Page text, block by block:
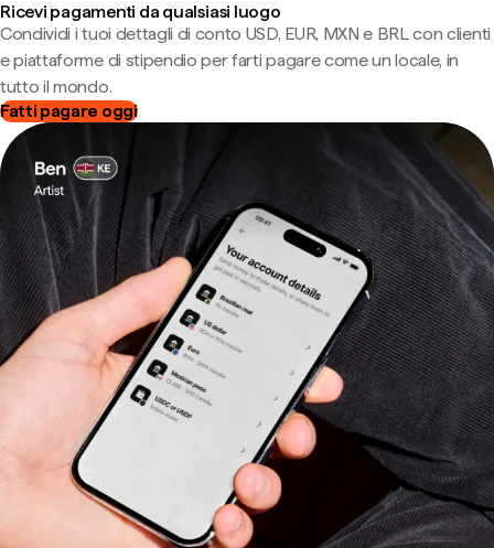
Ricevi pagamenti da qualsiasi luogo
Condividi i tuoi dettagli di conto USD, EUR, MXN e BRL con clienti
e piattaforme di stipendio per farti pagare come un locale, in
tutto il mondo.
Fatti pagare oggi